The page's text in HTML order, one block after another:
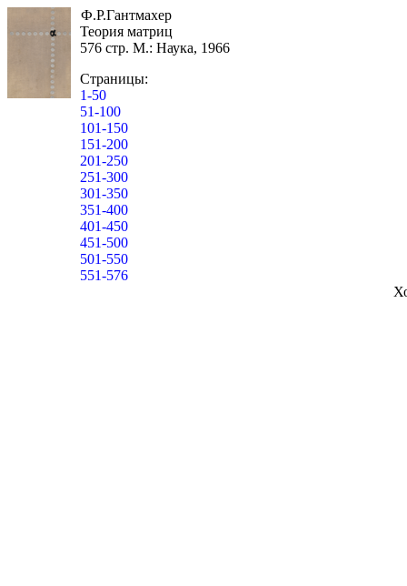
Ф.Р.Гантмахер
Теория матриц
576 стр. М.: Наука, 1966
Страницы:
1-50
51-100
101-150
151-200
201-250
251-300
301-350
351-400
401-450
451-500
501-550
551-576